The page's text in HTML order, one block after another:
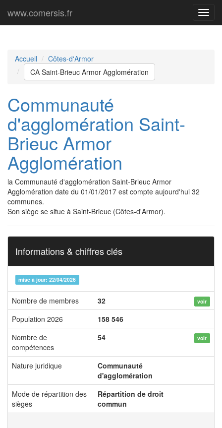
Menu
www.comersis.fr
Accueil
Côtes-d'Armor
CA Saint-Brieuc Armor Agglomération
Communauté
d'agglomération Saint-
Brieuc Armor
Agglomération
la Communauté d'agglomération Saint-Brieuc Armor
Agglomération date du 01/01/2017 est compte aujourd'hui 32
communes.
Son siège se situe à Saint-Brieuc (Côtes-d'Armor).
Informations & chiffres clés
mise à jour: 22/04/2026
Nombre de membres 32 voir
Population 2026
158 546
Nombre de
compétences
54 voir
Nature juridique
Communauté
d'agglomération
Mode de répartition des
sièges
Répartition de droit
commun